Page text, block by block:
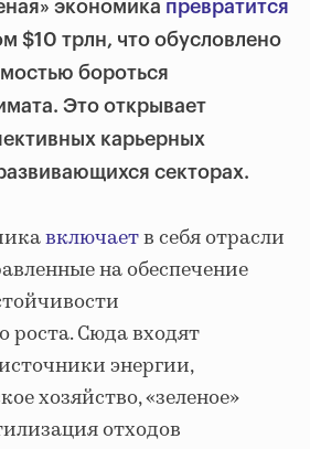
экономика превратится
$10 трлн, что обусловлено
бороться
Это открывает
карьерных
секторах.
включаетв себя отрасли
на обеспечение
роста. Сюда входят
энергии,
хозяйство, «зеленое»
отходов